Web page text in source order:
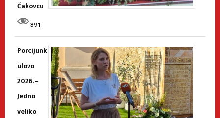
Čakovcu
391
Porcijunk
ulovo
2026. –
Jedno
veliko